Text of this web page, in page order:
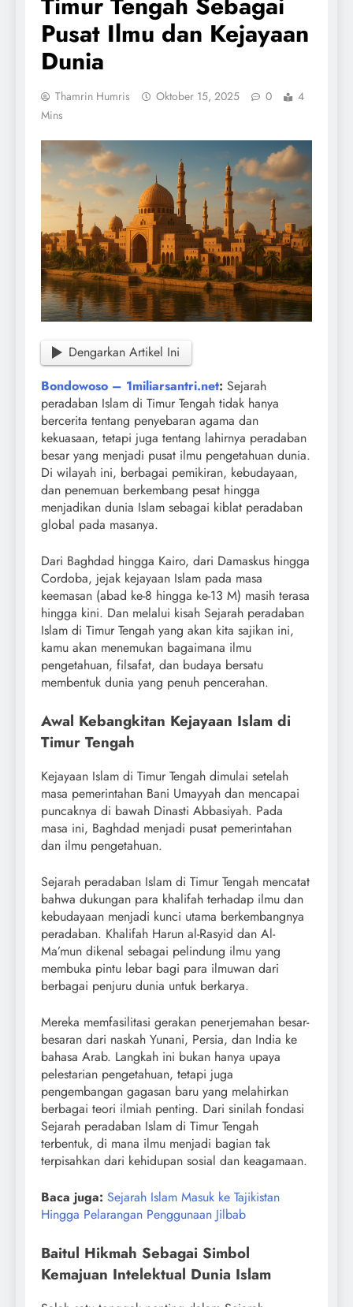
Pusat Ilmu dan Kejayaan
Dunia
Thamrin Humris Oktober 15, 2025 0
4
Mins
Dengarkan Artikel Ini
Bondowoso – 1miliarsantri.net: Sejarah
peradaban Islam di Timur Tengah tidak hanya
bercerita tentang penyebaran agama dan
kekuasaan, tetapi juga tentang lahirnya peradaban
besar yang menjadi pusat ilmu pengetahuan dunia.
Di wilayah ini, berbagai pemikiran, kebudayaan,
dan penemuan berkembang pesat hingga
menjadikan dunia Islam sebagai kiblat peradaban
global pada masanya.
Dari Baghdad hingga Kairo, dari Damaskus hingga
Cordoba, jejak kejayaan Islam pada masa
keemasan (abad ke-8 hingga ke-13 M) masih terasa
hingga kini. Dan melalui kisah Sejarah peradaban
Islam di Timur Tengah yang akan kita sajikan ini,
kamu akan menemukan bagaimana ilmu
pengetahuan, filsafat, dan budaya bersatu
membentuk dunia yang penuh pencerahan.
Awal Kebangkitan Kejayaan Islam di
Timur Tengah
Kejayaan Islam di Timur Tengah dimulai setelah
masa pemerintahan Bani Umayyah dan mencapai
puncaknya di bawah Dinasti Abbasiyah. Pada
masa ini, Baghdad menjadi pusat pemerintahan
dan ilmu pengetahuan.
Sejarah peradaban Islam di Timur Tengah mencatat
bahwa dukungan para khalifah terhadap ilmu dan
kebudayaan menjadi kunci utama berkembangnya
peradaban. Khalifah Harun al-Rasyid dan Al-
Ma’mun dikenal sebagai pelindung ilmu yang
membuka pintu lebar bagi para ilmuwan dari
berbagai penjuru dunia untuk berkarya.
Mereka memfasilitasi gerakan penerjemahan besar-
besaran dari naskah Yunani, Persia, dan India ke
bahasa Arab. Langkah ini bukan hanya upaya
pelestarian pengetahuan, tetapi juga
pengembangan gagasan baru yang melahirkan
berbagai teori ilmiah penting. Dari sinilah fondasi
Sejarah peradaban Islam di Timur Tengah
terbentuk, di mana ilmu menjadi bagian tak
terpisahkan dari kehidupan sosial dan keagamaan.
Baca juga: Sejarah Islam Masuk ke Tajikistan
Hingga Pelarangan Penggunaan Jilbab
Baitul Hikmah Sebagai Simbol
Kemajuan Intelektual Dunia Islam